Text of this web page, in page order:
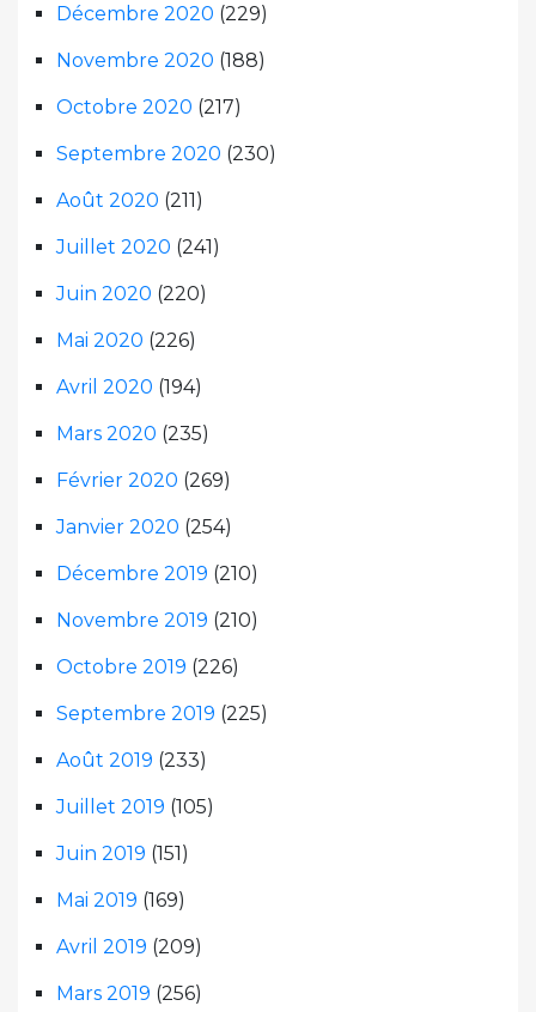
Décembre 2020 (229)
Novembre 2020 (188)
Octobre 2020 (217)
Septembre 2020 (230)
Août 2020 (211)
Juillet 2020 (241)
Juin 2020 (220)
Mai 2020 (226)
Avril 2020 (194)
Mars 2020 (235)
Février 2020 (269)
Janvier 2020 (254)
Décembre 2019 (210)
Novembre 2019 (210)
Octobre 2019 (226)
Septembre 2019 (225)
Août 2019 (233)
Juillet 2019 (105)
Juin 2019 (151)
Mai 2019 (169)
Avril 2019 (209)
Mars 2019 (256)